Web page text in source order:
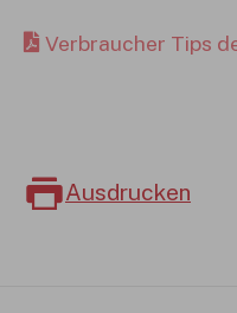
Verbraucher Tips
Ausdrucken